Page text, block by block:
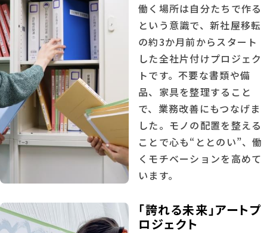
働く場所は自分たちで作る
という意識で、新社屋移転
の約3か月前からスタート
した全社片付けプロジェク
トです。不要な書類や備
品、家具を整理すること
で、業務改善にもつなげま
した。モノの配置を整える
ことで心も“ととのい”、働
くモチベーションを高めて
います。
「誇れる未来」アートプ
ロジェクト